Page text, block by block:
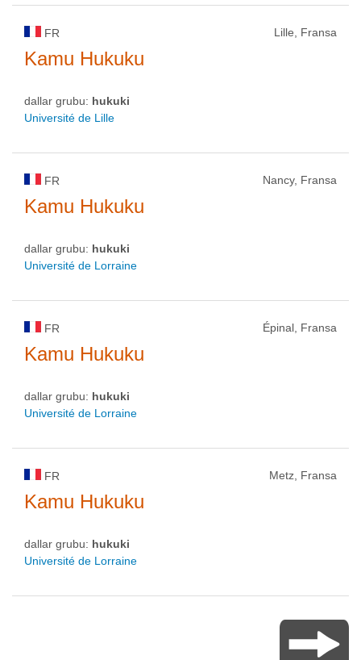
FR Lille, Fransa
Kamu Hukuku
dallar grubu: hukuki
Université de Lille
FR Nancy, Fransa
Kamu Hukuku
dallar grubu: hukuki
Université de Lorraine
FR Épinal, Fransa
Kamu Hukuku
dallar grubu: hukuki
Université de Lorraine
FR Metz, Fransa
Kamu Hukuku
dallar grubu: hukuki
Université de Lorraine